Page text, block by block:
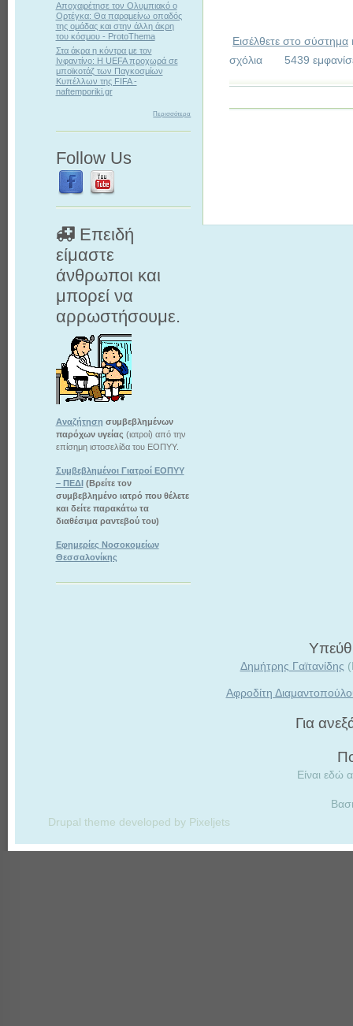
Αποχαιρέτησε τον Ολυμπιακό ο
Ορτέγκα: Θα παραμείνω οπαδός
της ομάδας και στην άλλη άκρη
του κόσμου - ProtoThema
Στα άκρα η κόντρα με τον
Ινφαντίνο: Η UEFA προχωρά σε
μποϊκοτάζ των Παγκοσμίων
Κυπέλλων της FIFA -
naftemporiki.gr
Περισσότερα
Follow Us
Επειδή
είμαστε
άνθρωποι και
μπορεί να
αρρωστήσουμε.
Αναζήτηση συμβεβλημένων
παρόχων υγείας (ιατροί) από την
επίσημη ιστοσελίδα του ΕΟΠΥΥ.
Συμβεβλημένοι Γιατροί ΕΟΠΥΥ
– ΠΕΔΙ(Βρείτε τον
συμβεβλημένο ιατρό που θέλετε
και δείτε παρακάτω τα
διαθέσιμα ραντεβού του)
Εφημερίες Νοσοκομείων
Θεσσαλονίκης
Εισέλθετε στο σύστημα
σχόλια
5439
Δημήτρης Γαϊτανίδης
Αφροδίτη
Για
Είναι εδώ
Drupal theme developed by Pixeljets